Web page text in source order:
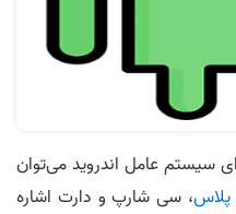
سیستم عامل اندروید می‌توان
، سی شارپ و دارت اشاره